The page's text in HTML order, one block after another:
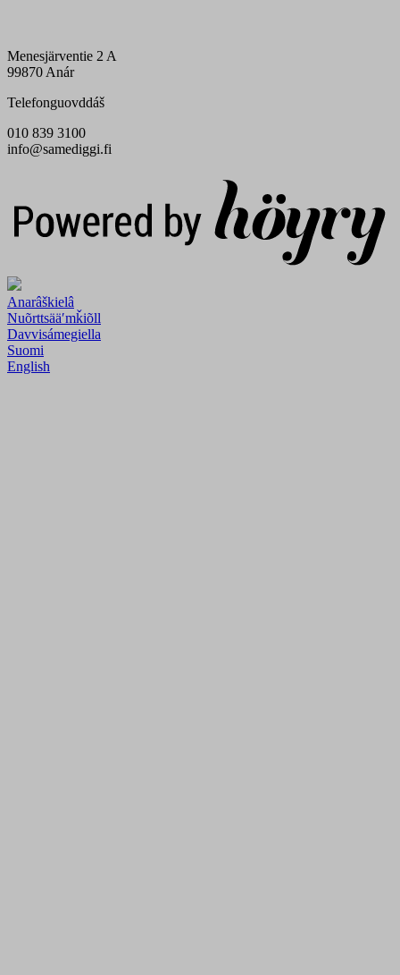
Menesjärventie 2 A
99870 Anár
Telefonguovddáš
010 839 3100
info@samediggi.fi
Anarâškielâ
Nuõrttsääʹmǩiõll
Davvisámegiella
Suomi
English